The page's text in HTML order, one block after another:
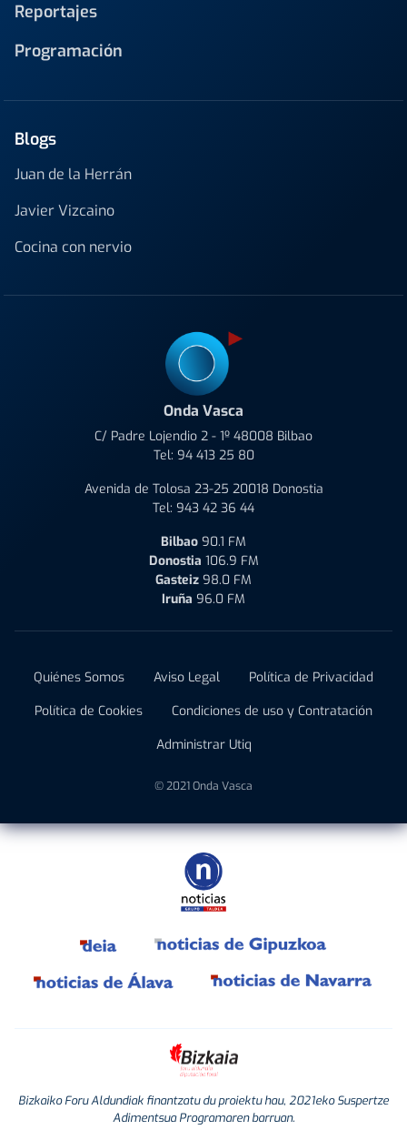
Reportajes
Programación
Blogs
Juan de la Herrán
Javier Vizcaino
Cocina con nervio
Onda Vasca
C/ Padre Lojendio 2 - 1º 48008 Bilbao
Tel: 94 413 25 80
Avenida de Tolosa 23-25 20018 Donostia
Tel: 943 42 36 44
Bilbao 90.1 FM
Donostia 106.9 FM
Gasteiz 98.0 FM
Iruña 96.0 FM
Quiénes Somos Aviso Legal
Política de Privacidad
Política de Cookies
Condiciones de uso y Contratación
Administrar Utiq
© 2021 Onda Vasca
Bizkaiko Foru Aldundiak finantzatu du proiektu hau, 2021eko Suspertze
Adimentsua Programaren barruan.